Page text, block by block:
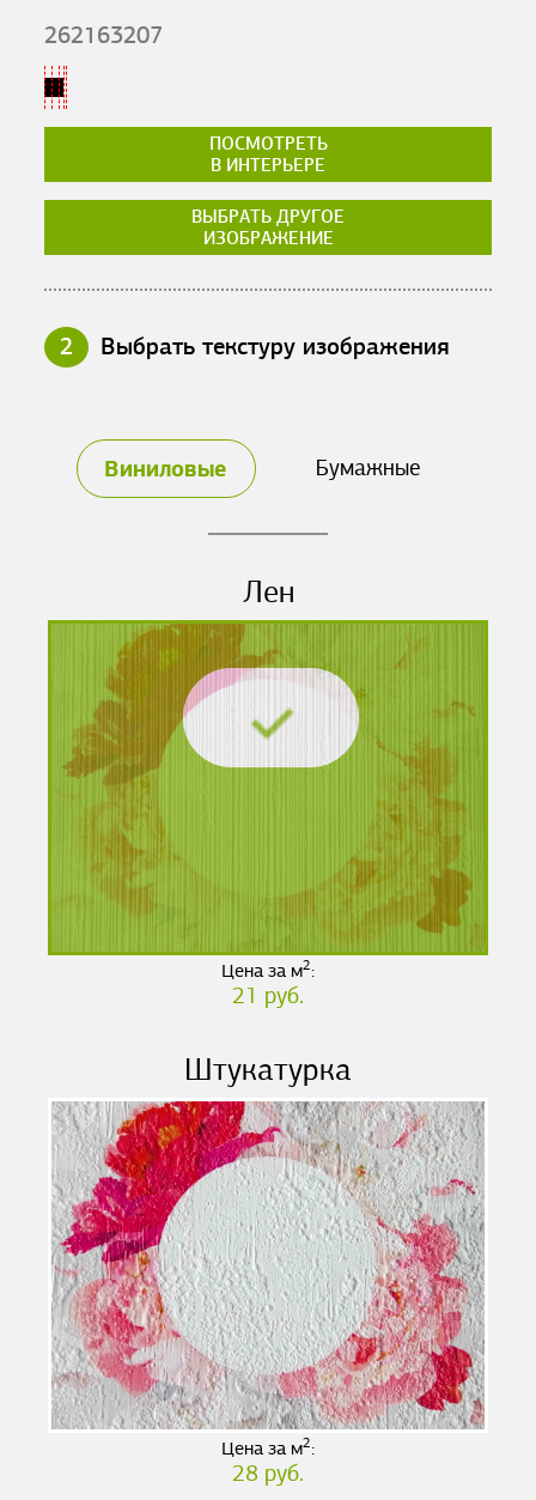
262163207
ПОСМОТРЕТЬ
В ИНТЕРЬЕРЕ
ВЫБРАТЬ ДРУГОЕ
ИЗОБРАЖЕНИЕ
2 Выбрать текстуру изображения
Виниловые Бумажные
Лен
Цена за м2:
21 руб.
Штукатурка
Цена за м2:
28 руб.